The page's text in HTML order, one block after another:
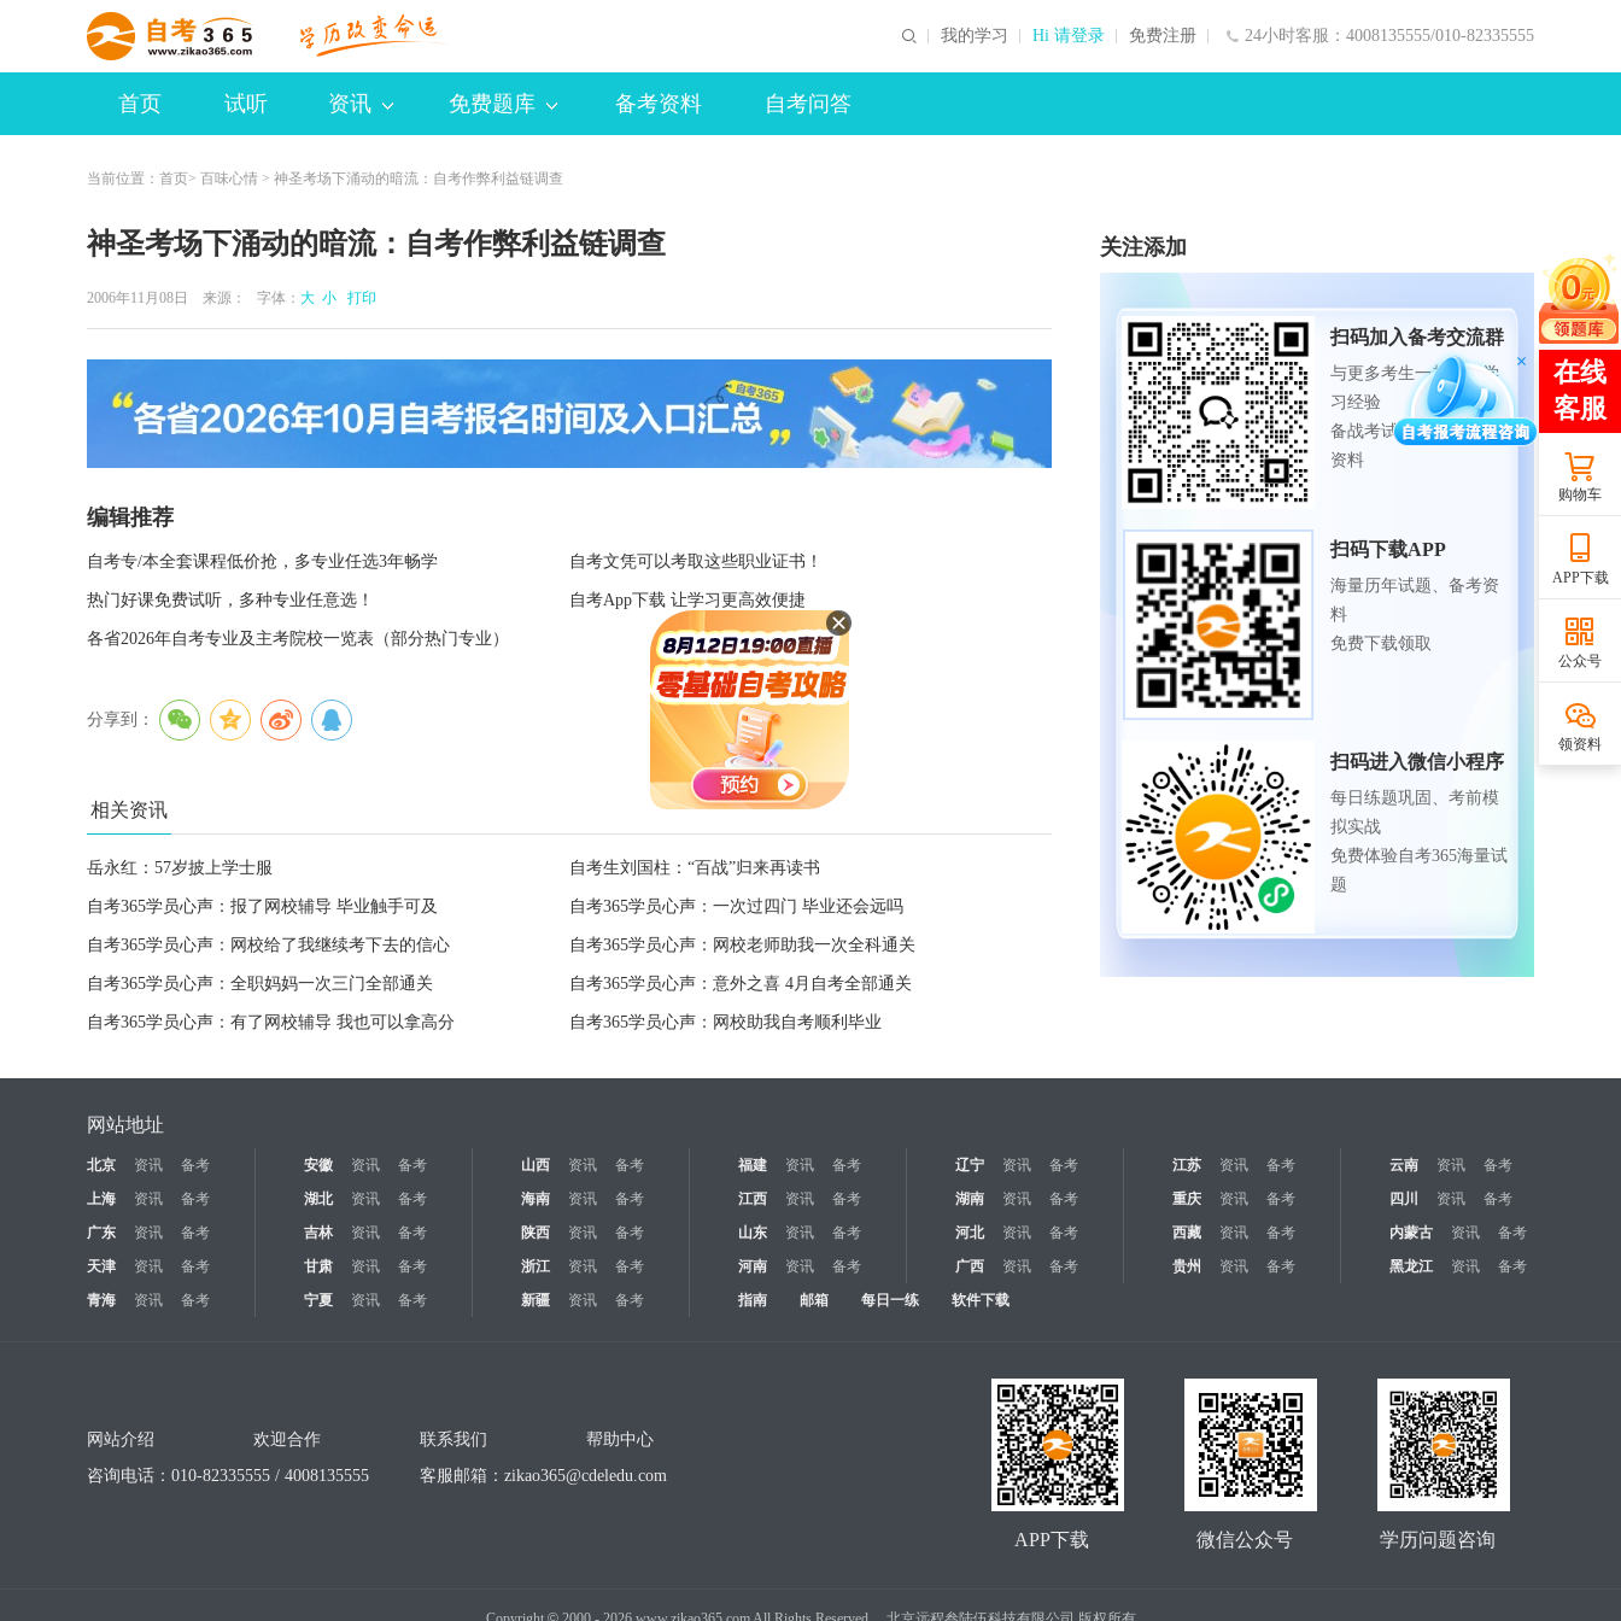
24小时客服：4008135555/010-82335555
我的学习 Hi 请登录 免费注册
首页 试听 资讯 免费题库 备考资料 自考问答
当前位置： 首页> 百味心情 > 神圣考场下涌动的暗流：自考作弊利益链调查
神圣考场下涌动的暗流：自考作弊利益链调查
2006年11月08日 来源： 字体： 大 小 打印
编辑推荐
自考专/本全套课程低价抢，多专业任选3年畅学 自考文凭可以考取这些职业证书！
热门好课免费试听，多种专业任意选！ 自考App下载 让学习更高效便捷
各省2026年自考专业及主考院校一览表（部分热门专业）
分享到：
相关资讯
岳永红：57岁披上学士服 自考生刘国柱：“百战”归来再读书
自考365学员心声：报了网校辅导 毕业触手可及 自考365学员心声：一次过四门 毕业还会远吗
自考365学员心声：网校给了我继续考下去的信心 自考365学员心声：网校老师助我一次全科通关
自考365学员心声：全职妈妈一次三门全部通关 自考365学员心声：意外之喜 4月自考全部通关
自考365学员心声：有了网校辅导 我也可以拿高分 自考365学员心声：网校助我自考顺利毕业
关注添加
扫码加入备考交流群
与更多考生一起交流学
习经验
备战考试，获取试题及
资料
扫码下载APP
海量历年试题、备考资
料
免费下载领取
扫码进入微信小程序
每日练题巩固、考前模
拟实战
免费体验自考365海量试
题
购物车
APP下载
公众号
领资料
网站地址
北京 资讯 备考 安徽 资讯 备考 山西 资讯 备考 福建 资讯 备考 辽宁 资讯 备考 江苏 资讯 备考 云南 资讯
备考
上海
资讯 备考 湖北 资讯 备考 海南 资讯 备考 江西 资讯 备考 湖南 资讯 备考 重庆 资讯 备考 四川 资讯
备考
广东
资讯 备考 吉林 资讯 备考 陕西 资讯 备考 山东 资讯 备考 河北 资讯 备考 西藏 资讯 备考 内蒙古 资讯
备考
天津
资讯 备考 甘肃 资讯 备考 浙江 资讯 备考 河南 资讯 备考 广西 资讯 备考 贵州 资讯 备考 黑龙江 资讯
备考
青海
资讯 备考 宁夏 资讯 备考 新疆 资讯 备考 指南 邮箱 每日一练 软件下载
网站介绍 欢迎合作 联系我们
帮助中心
咨询电话：010-82335555 / 4008135555
客服邮箱： zikao365@cdeledu.com
学历问题咨询
微信公众号
APP下载